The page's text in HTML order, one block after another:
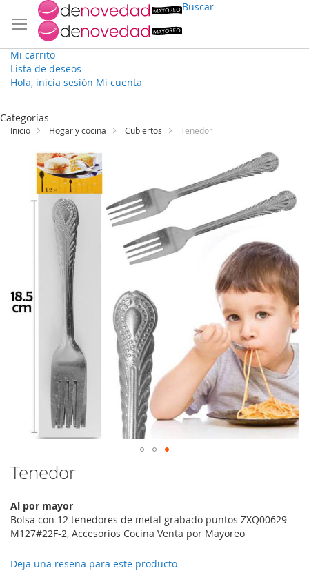
Buscar
Mi carrito
Lista de deseos
Hola, inicia sesión Mi cuenta
Ir
contenido
Categorías
Inicio Hogar y cocina Cubiertos Tenedor
Saltar
Saltar
al
de
la
galería
imágenes
Tenedor
Al por mayor
Bolsa con 12 tenedores de metal grabado puntos ZXQ00629
M127#22F-2, Accesorios Cocina Venta por Mayoreo
Deja una reseña para este producto